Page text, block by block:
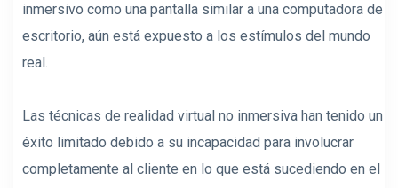
inmersivo como una pantalla similar a una computadora de
escritorio, aún está expuesto a los estímulos del mundo
real.
Las técnicas de realidad virtual no inmersiva han tenido un
éxito limitado debido a su incapacidad para involucrar
completamente al cliente en lo que está sucediendo en el